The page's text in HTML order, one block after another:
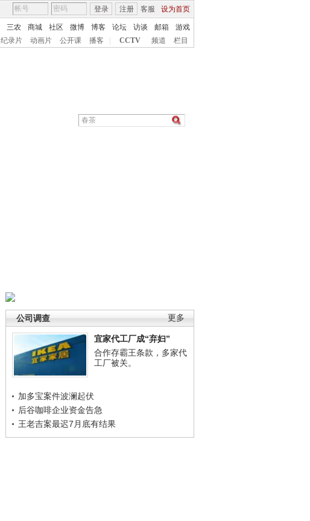
客服 设为首页
登录 注册
三农 商城 社区 微博 博客 论坛 访谈 邮箱
游戏
纪录片 动画片 公开课 播客 CCTV 频道 栏目
更多
公司调查
宜家代工厂成“弃妇”
合作存霸王条款，多家代
工厂被关。
加多宝案件波澜起伏
后谷咖啡企业资金告急
王老吉案最迟7月底有结果